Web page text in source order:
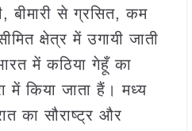
बीमारी से ग्रसित, कम
क्षेत्र में उगायी जाती
में कठिया गेहूँ का
में किया जाता हैं। मध्य
का सौराष्ट्र और